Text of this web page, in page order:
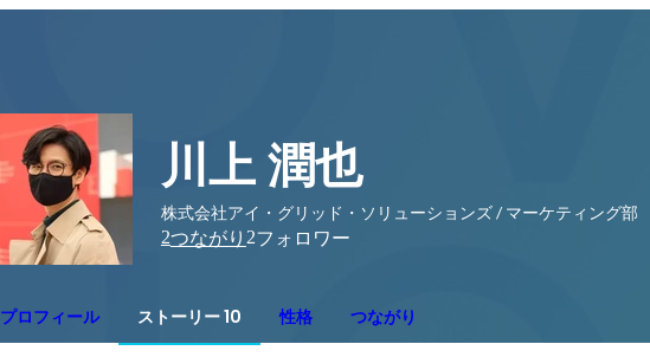
川上 潤也
株式会社アイ・グリッド・ソリューションズ / マーケティング部
2つながり 2フォロワー
プロフィール ストーリー 10 性格 つながり